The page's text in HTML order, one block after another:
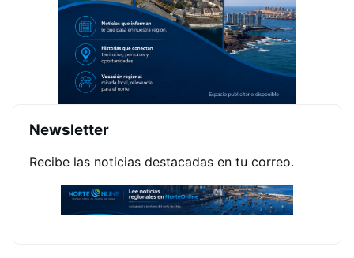
Newsletter
Recibe las noticias destacadas en tu correo.